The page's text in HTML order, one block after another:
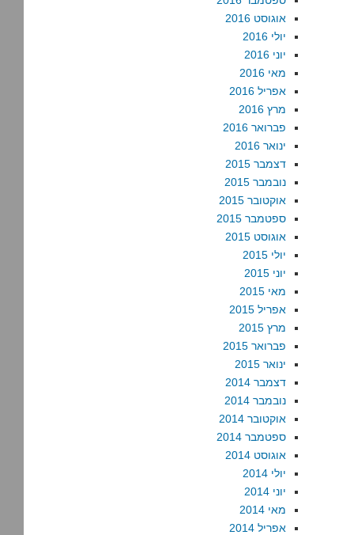
אוגוסט 2016
יולי 2016
יוני 2016
מאי 2016
אפריל 2016
מרץ 2016
פברואר 2016
ינואר 2016
דצמבר 2015
נובמבר 2015
אוקטובר 2015
ספטמבר 2015
אוגוסט 2015
יולי 2015
יוני 2015
מאי 2015
אפריל 2015
מרץ 2015
פברואר 2015
ינואר 2015
דצמבר 2014
נובמבר 2014
אוקטובר 2014
ספטמבר 2014
אוגוסט 2014
יולי 2014
יוני 2014
מאי 2014
אפריל 2014